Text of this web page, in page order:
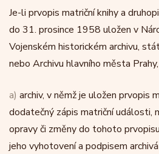
Je-li prvopis matriční knihy a
do 31. prosince 1958 uložen v
Vojenském historickém archivu,
nebo Archivu hlavního města Prahy,
a) archiv, v němž je uložen prvopis
dodatečný zápis matriční události,
opravy či změny do tohoto
jeho vyhotovení a podpisem